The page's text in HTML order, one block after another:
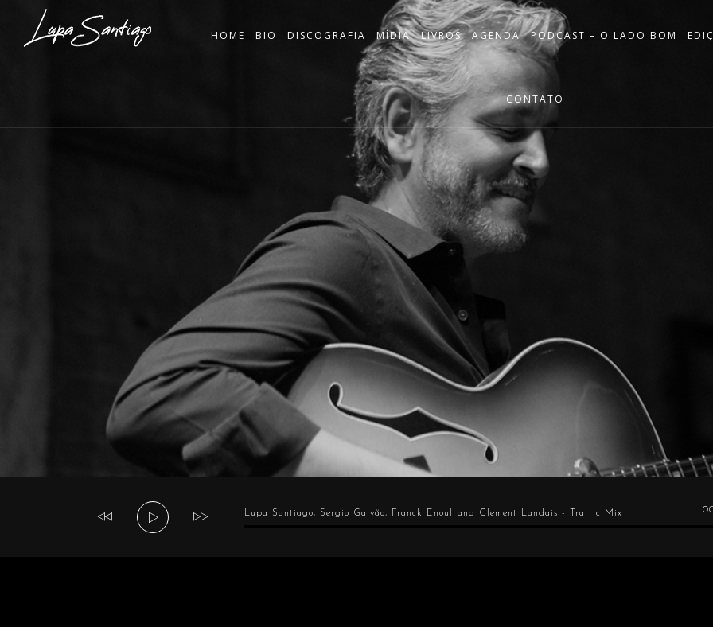
HOME BIO DISCOGRAFIA MÍDIA LIVROS AGENDA PODCAST – O LADO BOM
CONTATO
Lupa Santiago, Sergio Galvão, Franck Enouf and Clement Landais - Traffic Mix